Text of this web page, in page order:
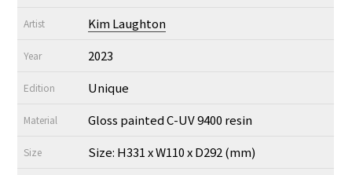
Artist Kim Laughton
Year 2023
Edition Unique
Material Gloss painted C-UV 9400 resin
Size Size: H331 x W110 x D292 (mm)